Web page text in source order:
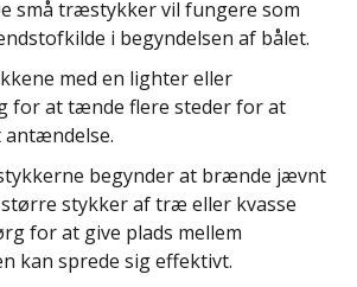
små træstykker vil fungere som
i begyndelsen af ​​bålet.
med en lighter eller
for at tænde flere steder for at
begynder at brænde jævnt
stykker af træ eller kvasse
for at give plads mellem
kan sprede sig effektivt.